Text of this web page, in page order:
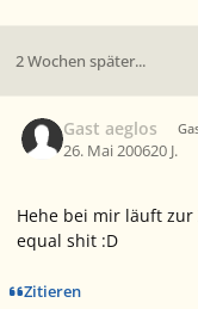
2 Wochen später...
Gast aeglos
26. Mai 200620 J.
Hehe bei mir läuft zur
equal shit :D
Zitieren